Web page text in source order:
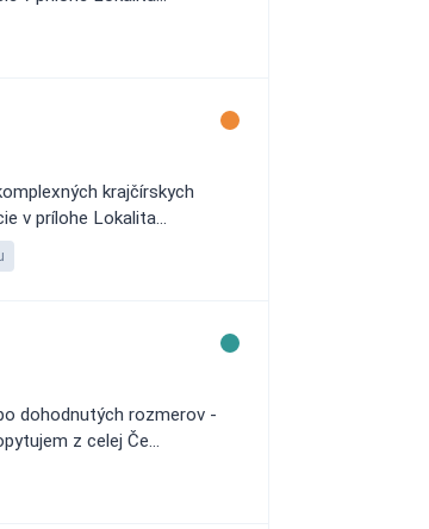
krajčírskych
v prílohe Lokalita...
dohodnutých rozmerov -
z celej Če...